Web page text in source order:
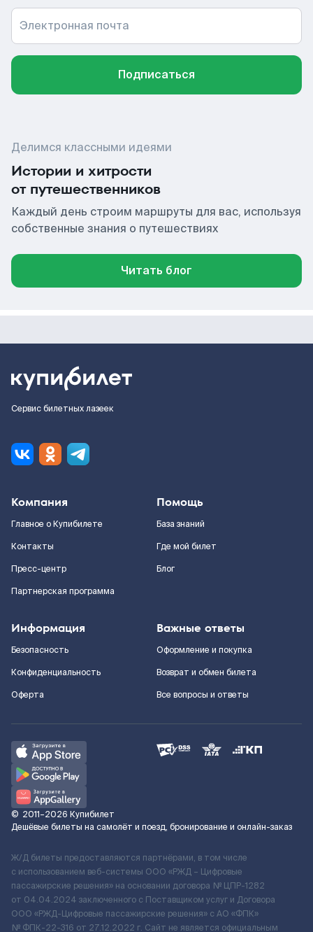
Электронная почта
Подписаться
Делимся классными идеями
Истории и хитрости
от путешественников
Каждый день строим маршруты для вас, используя
собственные знания о путешествиях
Читать блог
Сервис билетных лазеек
Компания
Главное о Купибилете
Контакты
Пресс-центр
Партнерская программа
Помощь
База знаний
Где мой билет
Блог
Информация
Безопасность
Конфиденциальность
Оферта
Важные ответы
Оформление и покупка
Возврат и обмен билета
Все вопросы и ответы
© 2011–2026 Купибилет
Дешёвые билеты на самолёт и поезд, бронирование и онлайн-заказ
Ж/Д билеты предоставляются партнёрами, в том числе
с использованием веб-системы ООО «РЖД – Цифровые
пассажирские решения» на основании договора № ЦПР-1282
от 04.04.2024 заключенного с Поставщиком услуг и Договора
ООО «РЖД-Цифровые пассажирские решения» c АО «ФПК»
№ ФПК-22-316 от 27.12.2022 г. Сайт не является официальным